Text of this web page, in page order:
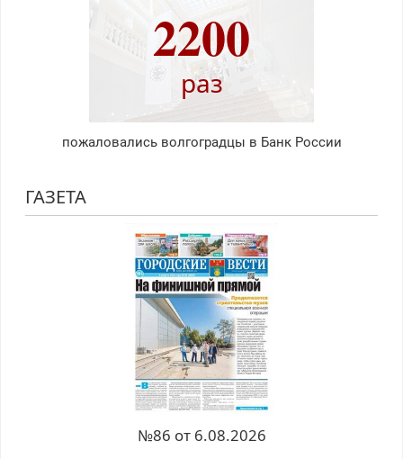
2200
раз
пожаловались волгоградцы в Банк России
ГАЗЕТА
№86 от 6.08.2026